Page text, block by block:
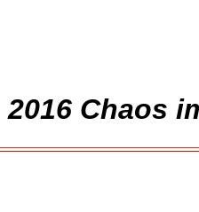
2016 Chaos